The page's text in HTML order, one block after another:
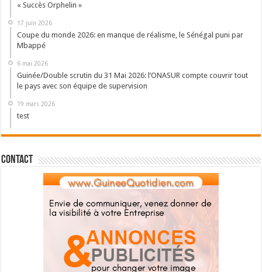
« Succès Orphelin »
17 juin 2026
Coupe du monde 2026: en manque de réalisme, le Sénégal puni par
Mbappé
6 mai 2026
Guinée/Double scrutin du 31 Mai 2026: l’ONASUR compte couvrir tout
le pays avec son équipe de supervision
19 mars 2026
test
Contact